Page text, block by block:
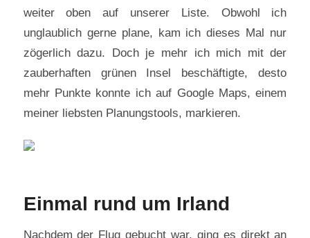
weiter oben auf unserer Liste. Obwohl ich
unglaublich gerne plane, kam ich dieses Mal nur
zögerlich dazu. Doch je mehr ich mich mit der
zauberhaften grünen Insel beschäftigte, desto
mehr Punkte konnte ich auf Google Maps, einem
meiner liebsten Planungstools, markieren.
Einmal rund um Irland
Nachdem der Flug gebucht war, ging es direkt an